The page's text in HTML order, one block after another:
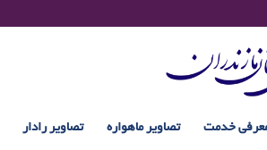
خدمت تصاویر ماهواره تصاویر رادار